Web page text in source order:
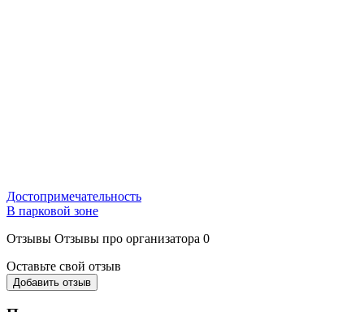
Достопримечательность
В парковой зоне
Отзывы Отзывы про организатора 0
Оставьте свой отзыв
Добавить отзыв